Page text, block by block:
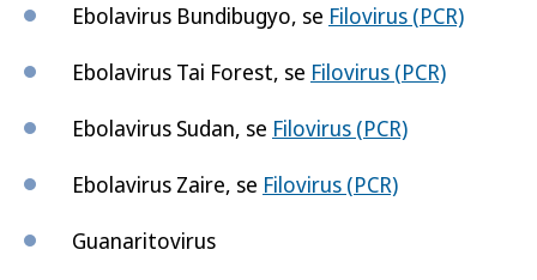
Ebolavirus Bundibugyo, se Filovirus (PCR)
Ebolavirus Tai Forest, se Filovirus (PCR)
Ebolavirus Sudan, se Filovirus (PCR)
Ebolavirus Zaire, se Filovirus (PCR)
Guanaritovirus